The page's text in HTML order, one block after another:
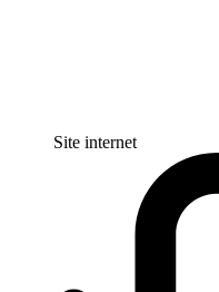
Site internet